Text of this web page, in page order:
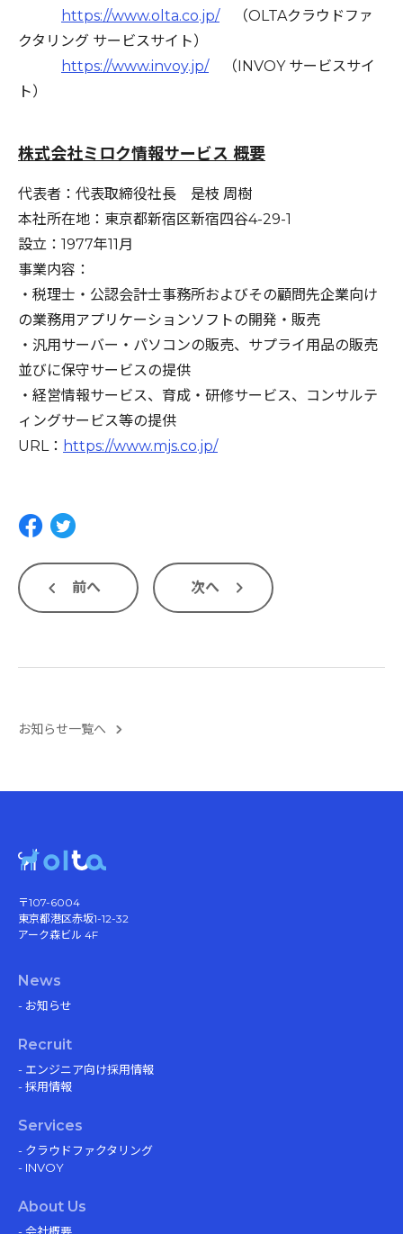
https://www.olta.co.jp/（OLTAクラウドファ
クタリング サービスサイト）
https://www.invoy.jp/（INVOY サービスサイ
ト）
株式会社ミロク情報サービス 概要
代表者：代表取締役社長 是枝 周樹
本社所在地：東京都新宿区新宿四谷4-29-1
設立：1977年11月
事業内容：
・税理士・公認会計士事務所およびその顧問先企業向け
の業務用アプリケーションソフトの開発・販売
・汎用サーバー・パソコンの販売、サプライ用品の販売
並びに保守サービスの提供
・経営情報サービス、育成・研修サービス、コンサルテ
ィングサービス等の提供
URL： https://www.mjs.co.jp/
前へ 次へ
お知らせ一覧へ
〒107-6004
東京都港区赤坂1-12-32
アーク森ビル 4F
News
- お知らせ
Recruit
- エンジニア向け採用情報
- 採用情報
Services
- クラウドファクタリング
- INVOY
About Us
- 会社概要